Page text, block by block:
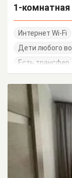
1-комнатная
Интернет Wi-Fi
Дети любого
Есть трансфер